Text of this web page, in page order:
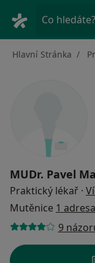
Co hledáte?
Hlavní Stránka
MUDr. Pavel
Praktický lékař ·
Mutěnice 1 adresa
9